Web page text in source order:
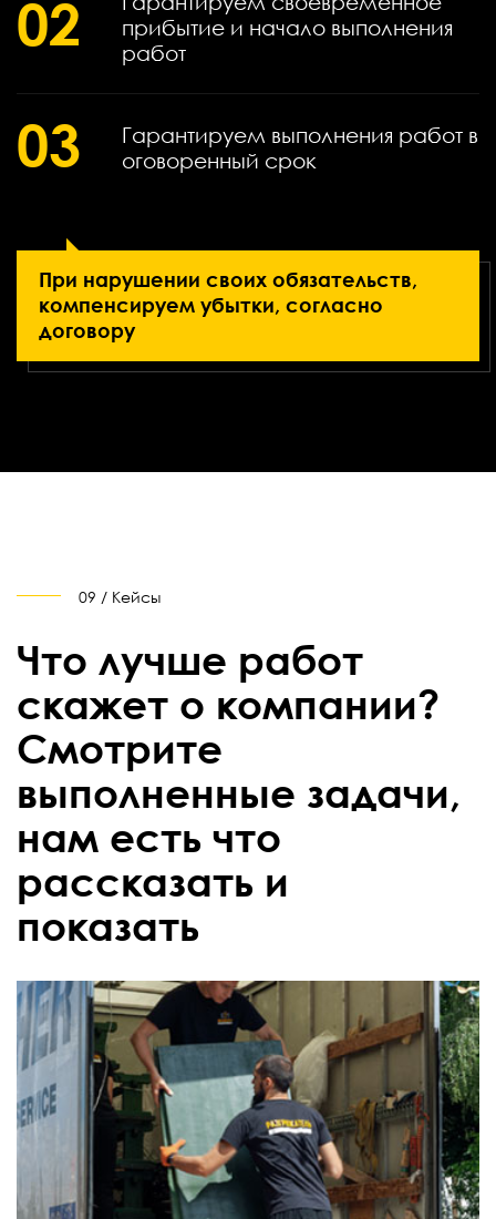
02
прибытие и начало выполнения
работ
03
Гарантируем выполнения работ в
оговоренный срок
При нарушении своих обязательств,
компенсируем убытки, согласно
договору
09 / Кейсы
Что лучше работ
скажет о компании?
Смотрите
выполненные задачи,
нам есть что
рассказать и
показать